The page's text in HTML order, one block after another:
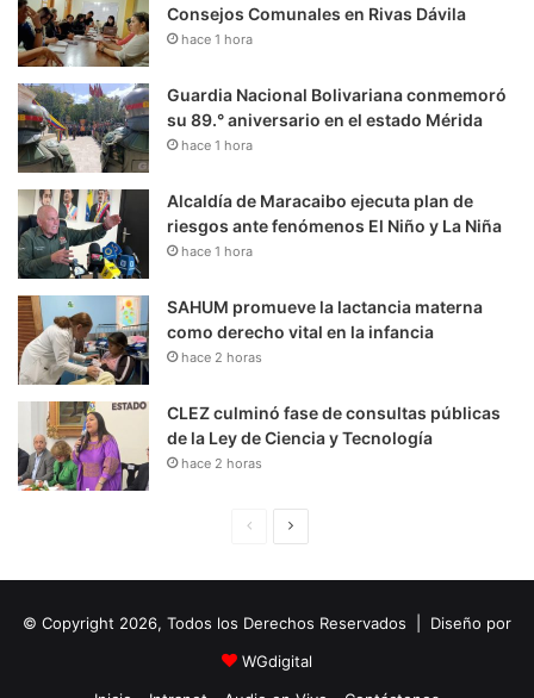
Consejos Comunales en Rivas Dávila
hace 1 hora
Guardia Nacional Bolivariana conmemoró
su 89.° aniversario en el estado Mérida
hace 1 hora
Alcaldía de Maracaibo ejecuta plan de
riesgos ante fenómenos El Niño y La Niña
hace 1 hora
SAHUM promueve la lactancia materna
como derecho vital en la infancia
hace 2 horas
CLEZ culminó fase de consultas públicas
de la Ley de Ciencia y Tecnología
hace 2 horas
i
n
a
u
i
e
© Copyright 2026, Todos los Derechos Reservados | Diseño por
WGdigital